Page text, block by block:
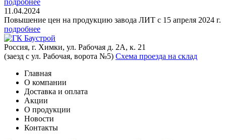
подробнее
11.04.2024
Повышение цен на продукцию завода ЛИТ с 15 апреля 2024 г.
подробнее
Россия, г. Химки, ул. Рабочая д. 2А, к. 21
(заезд с ул. Рабочая, ворота №5) Схема проезда на склад
Главная
О компании
Доставка и оплата
Акции
О продукции
Новости
Контакты